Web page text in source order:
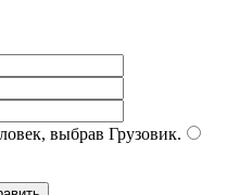
выбрав Грузовик.